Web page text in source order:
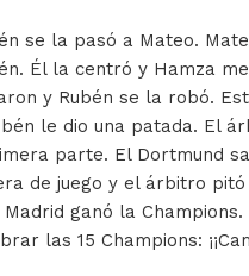
se la pasó a Mateo.
Él la centró y Hamza
y Rubén se la robó.
le dio una patada. El
parte. El Dortmund
de juego y el árbitro
ganó la Champions.
las 15 Champions: